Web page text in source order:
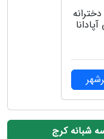
شبانه کرج